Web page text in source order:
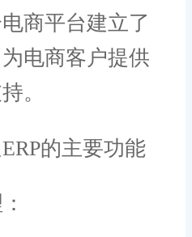
商平台建立了
电商客户提供
。
的主要功能